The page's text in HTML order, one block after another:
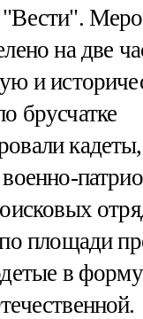
на две
и
брусчатке
кадеты,
площади
в